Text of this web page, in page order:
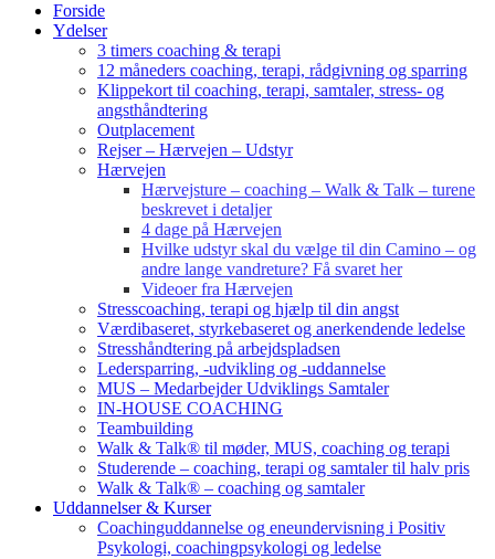
Forside
Ydelser
3 timers coaching & terapi
12 måneders coaching, terapi, rådgivning og sparring
Klippekort til coaching, terapi, samtaler, stress- og
angsthåndtering
Outplacement
Rejser – Hærvejen – Udstyr
Hærvejen
Hærvejsture – coaching – Walk & Talk – turene
beskrevet i detaljer
4 dage på Hærvejen
Hvilke udstyr skal du vælge til din Camino – og
andre lange vandreture? Få svaret her
Videoer fra Hærvejen
Stresscoaching, terapi og hjælp til din angst
Værdibaseret, styrkebaseret og anerkendende ledelse
Stresshåndtering på arbejdspladsen
Ledersparring, -udvikling og -uddannelse
MUS – Medarbejder Udviklings Samtaler
IN-HOUSE COACHING
Teambuilding
Walk & Talk® til møder, MUS, coaching og terapi
Studerende – coaching, terapi og samtaler til halv pris
Walk & Talk® – coaching og samtaler
Uddannelser & Kurser
Coachinguddannelse og eneundervisning i Positiv
Psykologi, coachingpsykologi og ledelse